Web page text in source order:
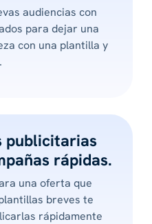
audiencias con
para dejar una
con una plantilla y
publicitarias
rápidas.
una oferta que
breves te
rápidamente